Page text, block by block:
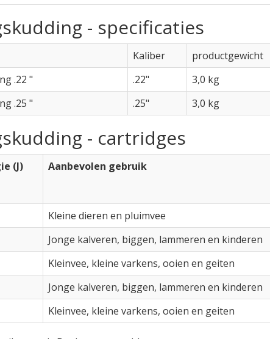
- specificaties
Kaliber productgewicht
.22 "
.22" 3,0 kg
.25 "
.25" 3,0 kg
- cartridges
(J) Aanbevolen gebruik
Kleine dieren en pluimvee
Jonge kalveren, biggen, lammeren en kinderen
Kleinvee, kleine varkens, ooien en geiten
Jonge kalveren, biggen, lammeren en kinderen
Kleinvee, kleine varkens, ooien en geiten